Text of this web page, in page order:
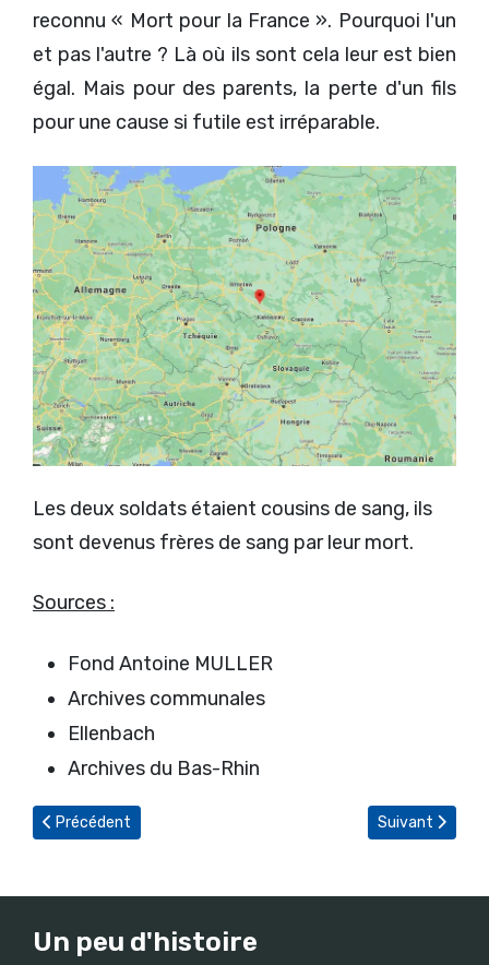
reconnu « Mort pour la France ». Pourquoi l'un
et pas l'autre ? Là où ils sont cela leur est bien
égal. Mais pour des parents, la perte d'un fils
pour une cause si futile est irréparable.
Les deux soldats étaient cousins de sang, ils
sont devenus frères de sang par leur mort.
Sources :
Fond Antoine MULLER
Archives communales
Ellenbach
Archives du Bas-Rhin
Article précédent : Mémoires de guerre d'André VOEGEL (partie
Précédent Article suivant :
Suivant
Un peu d'histoire